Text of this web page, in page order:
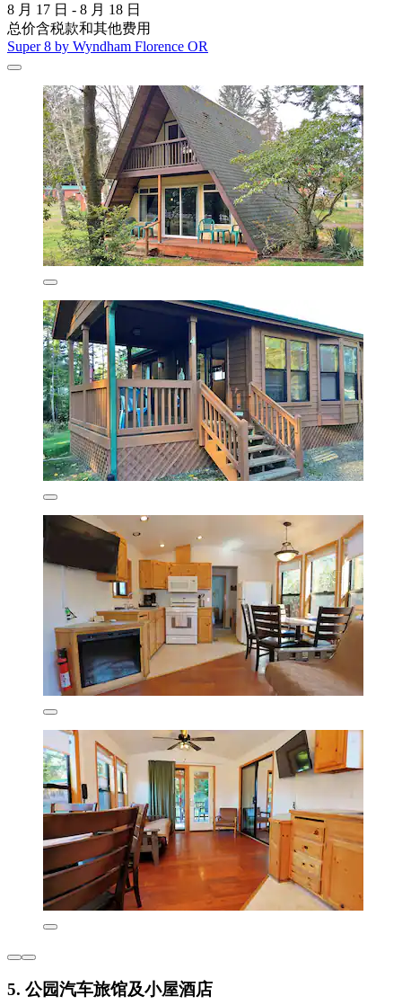
8 月 17 日 - 8 月 18 日
总价含税款和其他费用
Super 8 by Wyndham Florence OR
5. 公园汽车旅馆及小屋酒店